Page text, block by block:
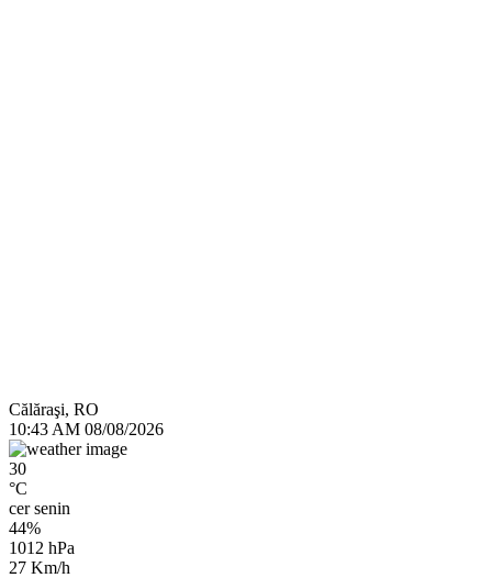
Călăraşi, RO
10:43 AM 08/08/2026
30
°C
cer senin
44%
1012 hPa
27 Km/h